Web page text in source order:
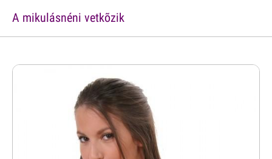
A mikulásnéni vetkõzik